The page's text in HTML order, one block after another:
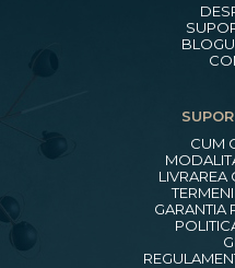
CUM
LIVRAREA
GARANTIA